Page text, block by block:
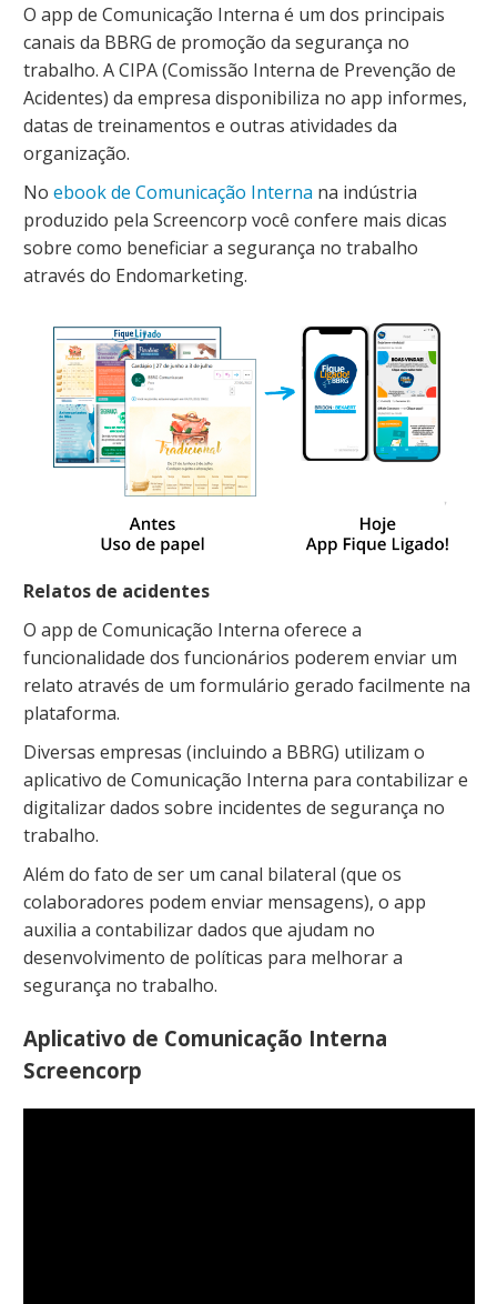
O app de Comunicação Interna é um dos principais
canais da BBRG de promoção da segurança no
trabalho. A CIPA (Comissão Interna de Prevenção de
Acidentes) da empresa disponibiliza no app informes,
datas de treinamentos e outras atividades da
organização.
No ebook de Comunicação Interna na indústria
produzido pela Screencorp você confere mais dicas
sobre como beneficiar a segurança no trabalho
através do Endomarketing.
Relatos de acidentes
O app de Comunicação Interna oferece a
funcionalidade dos funcionários poderem enviar um
relato através de um formulário gerado facilmente na
plataforma.
Diversas empresas (incluindo a BBRG) utilizam o
aplicativo de Comunicação Interna para contabilizar e
digitalizar dados sobre incidentes de segurança no
trabalho.
Além do fato de ser um canal bilateral (que os
colaboradores podem enviar mensagens), o app
auxilia a contabilizar dados que ajudam no
desenvolvimento de políticas para melhorar a
segurança no trabalho.
Aplicativo de Comunicação Interna
Screencorp